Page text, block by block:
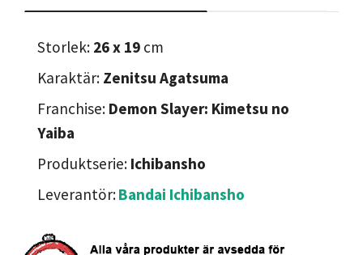
Storlek: 26 x 19 cm
Karaktär: Zenitsu Agatsuma
Franchise: Demon Slayer: Kimetsu no
Yaiba
Produktserie: Ichibansho
Leverantör:Bandai Ichibansho